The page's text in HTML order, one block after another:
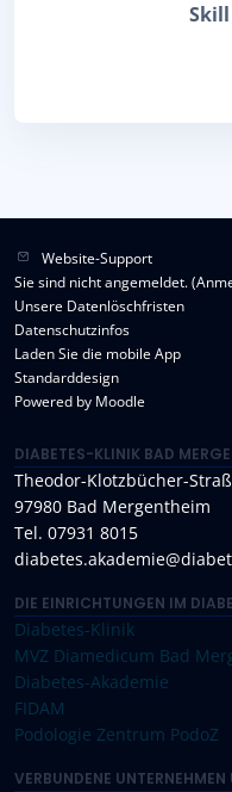
Skill
Website-Support
Sie sind nicht angemeldet. (
Unsere Datenlöschfristen
Datenschutzinfos
Laden Sie die mobile App
Standarddesign
Powered by Moodle
DIABETES-KLINIK BAD
Theodor-Klotzbücher-
97980 Bad Mergentheim
Tel. 07931 8015
DIE EINRICHTUNGEN IM
Diabetes-Klinik
MVZ Diamedicum Bad
Diabetes-Akademie
FIDAM
Podologie Zentrum PodoZ
VERBUNDENE